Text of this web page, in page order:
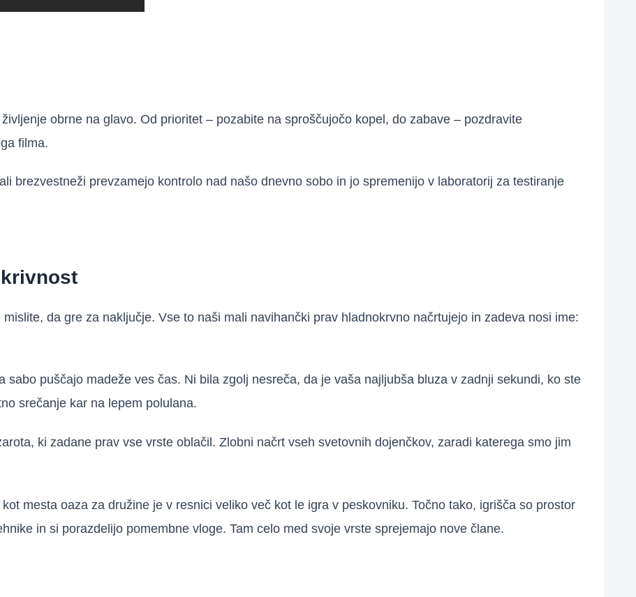
obrne na glavo. Od prioritet – pozabite na sproščujočo kopel, do zabave – pozdravite
filma.
brezvestneži prevzamejo kontrolo nad našo dnevno sobo in jo spremenijo v laboratorij za testiranje
da gre za naključje. Vse to naši mali navihančki prav hladnokrvno načrtujejo in zadeva nosi ime:
sabo puščajo madeže ves čas. Ni bila zgolj nesreča, da je vaša najljubša bluza v zadnji sekundi, ko ste
srečanje kar na lepem polulana.
ki zadane prav vse vrste oblačil. Zlobni načrt vseh svetovnih dojenčkov, zaradi katerega smo jim
mesta oaza za družine je v resnici veliko več kot le igra v peskovniku. Točno tako, igrišča so prostor
in si porazdelijo pomembne vloge. Tam celo med svoje vrste sprejemajo nove člane.